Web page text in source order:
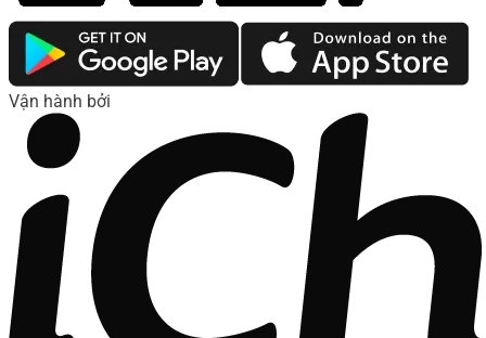
Vận hành bởi